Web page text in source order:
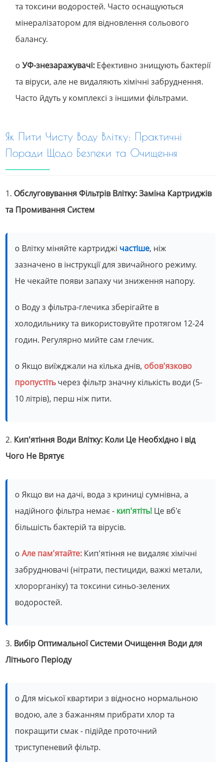
та токсини водоростей. Часто оснащуються
мінералізатором для відновлення сольового
балансу.
oУФ-знезаражувачі: Ефективно знищують бактерії
та віруси, але не видаляють хімічні забруднення.
Часто йдуть у комплексі з іншими фільтрами.
Як Пити Чисту Воду Влітку: Практичні
Поради Щодо Безпеки та Очищення
1. Обслуговування Фільтрів Влітку: Заміна Картриджів
та Промивання Систем
o Влітку міняйте картриджі частіше, ніж
зазначено в інструкції для звичайного режиму.
Не чекайте появи запаху чи зниження напору.
o Воду з фільтра-глечика зберігайте в
холодильнику та використовуйте протягом 12-24
годин. Регулярно мийте сам глечик.
o Якщо виїжджали на кілька днів, обов'язково
пропустітьчерез фільтр значну кількість води (5-
10 літрів), перш ніж пити.
2. Кип'ятіння Води Влітку: Коли Це Необхідно і від
Чого Не Врятує
o Якщо ви на дачі, вода з криниці сумнівна, а
надійного фільтра немає - кип'ятіть! Це вб'є
більшість бактерій та вірусів.
oАле пам'ятайте: Кип'ятіння не видаляє хімічні
забруднювачі (нітрати, пестициди, важкі метали,
хлорорганіку) та токсини синьо-зелених
водоростей.
3. Вибір Оптимальної Системи Очищення Води для
Літнього Періоду
o Для міської квартири з відносно нормальною
водою, але з бажанням прибрати хлор та
покращити смак - підійде проточний
триступеневий фільтр.